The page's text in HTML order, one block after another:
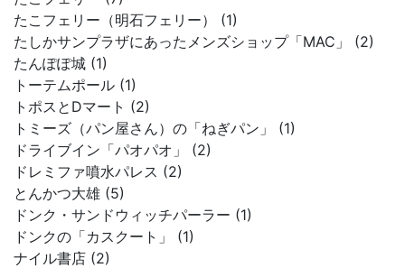
たこフェリー（明石フェリー） (1)
たしかサンプラザにあったメンズショップ「MAC」 (2)
たんぽぽ城 (1)
トーテムポール (1)
トポスとDマート (2)
トミーズ（パン屋さん）の「ねぎパン」 (1)
ドライブイン「パオパオ」 (2)
ドレミファ噴水パレス (2)
とんかつ大雄 (5)
ドンク・サンドウィッチパーラー (1)
ドンクの「カスクート」 (1)
ナイル書店 (2)